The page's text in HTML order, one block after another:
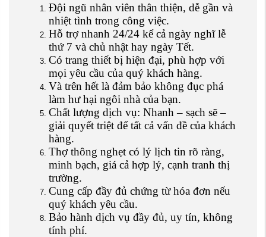
Đội ngũ nhân viên thân thiện, dễ gần và
nhiệt tình trong công việc.
Hỗ trợ nhanh 24/24 kể cả ngày nghĩ lễ
thứ 7 và chủ nhật hay ngày Tết.
Có trang thiết bị hiện đại, phù hợp với
mọi yêu cầu của quý khách hàng.
Và trên hết là đảm bảo không đục phá
làm hư hại ngôi nhà của bạn.
Chất lượng dịch vụ: Nhanh – sạch sẽ –
giải quyết triệt để tất cả vấn đề của khách
hàng.
Thợ thông nghẹt có lý lịch tin rõ ràng,
minh bạch, giá cả hợp lý, cạnh tranh thị
trường.
Cung cấp đầy đủ chứng từ hóa đơn nếu
quý khách yêu cầu.
Bảo hành dịch vụ đầy đủ, uy tín, không
tính phí.